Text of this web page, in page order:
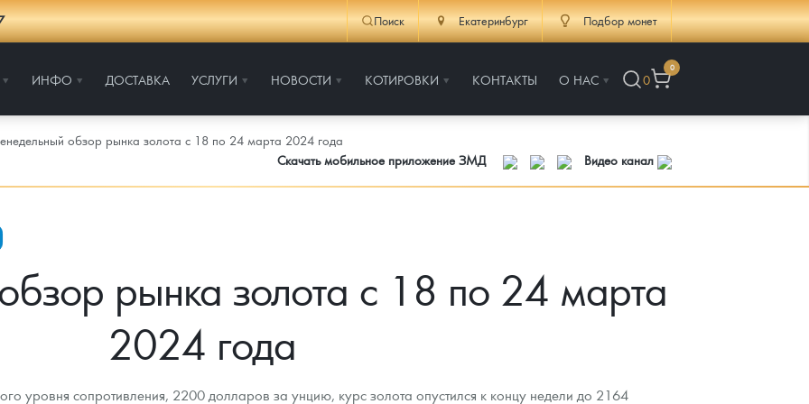
Поиск Екатеринбург Подбор монет
ИНФО ДОСТАВКА УСЛУГИ НОВОСТИ КОТИРОВКИ КОНТАКТЫ О НАС 0
0
обзор рынка золота с 18 по 24 марта 2024 года
Скачать мобильное приложение ЗМД
Видео канал
рынка золота с 18 по 24 марта
2024 года
уровня сопротивления, 2200 долларов за унцию, курс золота опустился к концу недели до 2164